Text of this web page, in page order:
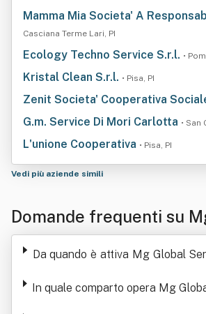
Mamma Mia Societa' A
Casciana Terme Lari, PI
Ecology Techno Service S.r.l. •
Kristal Clean S.r.l. • Pisa, PI
Zenit Societa' Cooperativa
G.m. Service Di Mori Carlotta • San
L'unione Cooperativa • Pisa, PI
Vedi più aziende simili
Domande frequenti su
rvice S.a.s. Di Gorini
Da quando è attiva Mg Global
In quale comparto opera Mg